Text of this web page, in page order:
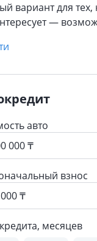
вариант для
—
авто
взнос
месяцев